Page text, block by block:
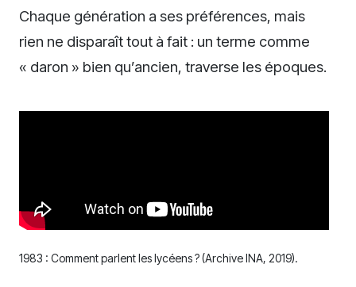
Chaque génération a ses préférences, mais
rien ne disparaît tout à fait : un terme comme
« daron » bien qu’ancien, traverse les époques.
1983 : Comment parlent les lycéens ? (Archive INA, 2019).